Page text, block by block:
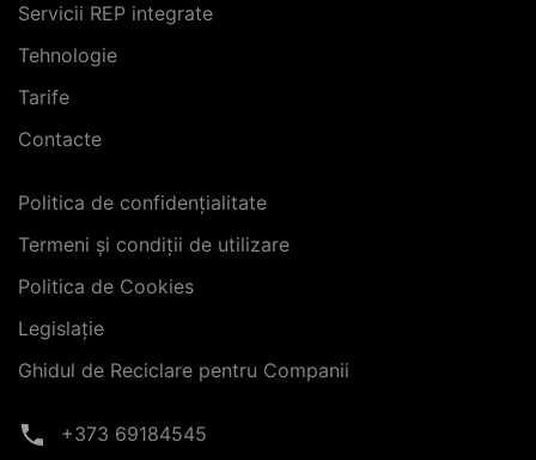
Servicii REP integrate
Tehnologie
Tarife
Contacte
Politica de confidențialitate
Termeni și condiții de utilizare
Politica de Cookies
Legislație
Ghidul de Reciclare pentru Companii
+373 69184545